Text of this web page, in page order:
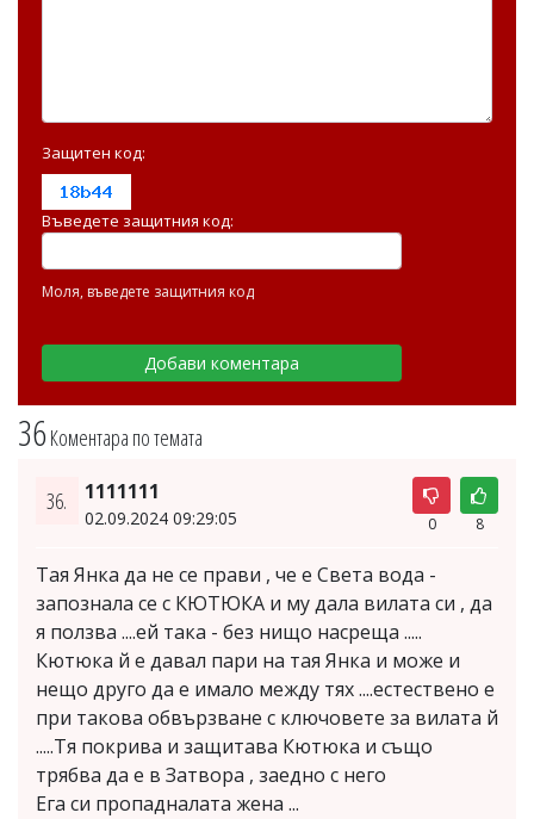
36Коментара по темата
36. 1111111
02.09.2024 09:29:05 0 8
Тая Янка да не се прави , че е Света вода -
запознала се с КЮТЮКА и му дала вилата си , да
я ползва ....ей така - без нищо насреща .....
Кютюка й е давал пари на тая Янка и може и
нещо друго да е имало между тях ....естествено е
при такова обвързване с ключовете за вилата й
.....Тя покрива и защитава Кютюка и също
трябва да е в Затвора , заедно с него
Ега си пропадналата жена ...
Защитен код:
Въведете защитния код:
Моля, въведете защитния код